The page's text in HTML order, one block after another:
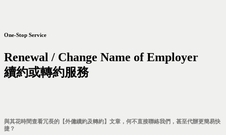
One-Stop Service
Renewal / Change Name of Employer
續約或轉約服務
與其花時間查看冗長的【外傭續約及轉約】文章，何不直接聯絡我們，甚至代辦更簡易快
捷？